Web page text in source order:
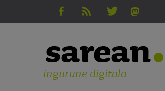
ingurune digitala